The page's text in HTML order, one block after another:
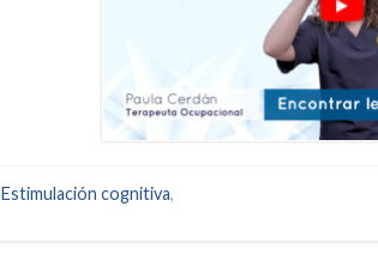
Estimulación cognitiva,